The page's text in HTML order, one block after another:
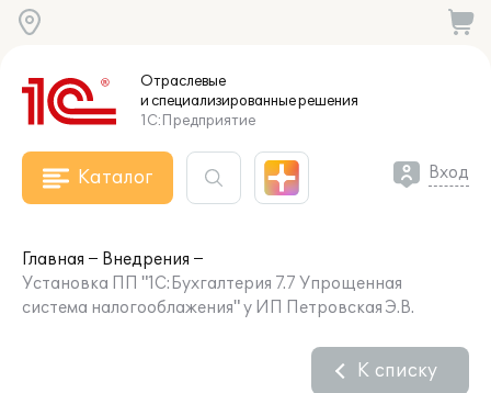
Отраслевые
и специализированныерешения
1С:Предприятие
Каталог Вход
Главная
Внедрения
Установка ПП "1С:Бухгалтерия 7.7 Упрощенная
система налогооблажения" у ИП Петровская Э.В.
К списку